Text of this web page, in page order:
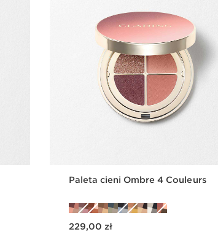
Paleta cieni Ombre 4 Couleurs
229,00 zł